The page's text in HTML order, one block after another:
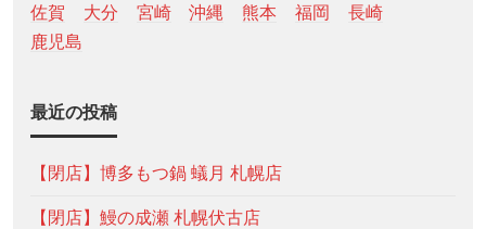
佐賀 大分 宮崎 沖縄 熊本 福岡
長崎
鹿児島
最近の投稿
【閉店】博多もつ鍋 蟻月 札幌店
【閉店】鰻の成瀬 札幌伏古店